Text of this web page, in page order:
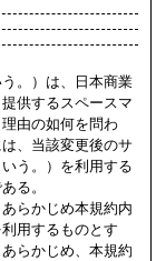
。）は、日本商業
供するスペースマ
由の如何を問わ
、当該変更後のサ
う。）を利用する
る。
らかじめ本規約内
用するものとす
らかじめ、本規約